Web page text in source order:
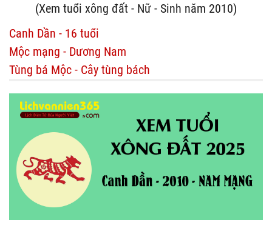
(Xem tuổi xông đất - Nữ - Sinh năm 2010)
Canh Dần - 16 tuổi
Mộc mạng - Dương Nam
Tùng bá Mộc - Cây tùng bách